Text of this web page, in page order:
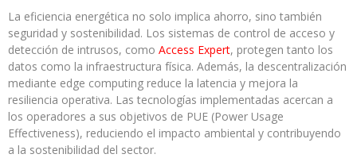
La eficiencia energética no solo implica ahorro, sino también
seguridad y sostenibilidad. Los sistemas de control de acceso y
detección de intrusos, como Access Expert, protegen tanto los
datos como la infraestructura física. Además, la descentralización
mediante edge computing reduce la latencia y mejora la
resiliencia operativa. Las tecnologías implementadas acercan a
los operadores a sus objetivos de PUE (Power Usage
Effectiveness), reduciendo el impacto ambiental y contribuyendo
a la sostenibilidad del sector.